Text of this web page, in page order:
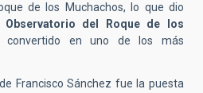
de los Muchachos, lo que dio
Observatorio del Roque de los
en uno de los más
Francisco Sánchez fue la puesta